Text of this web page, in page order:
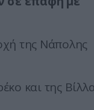
της Νάπολης
και της